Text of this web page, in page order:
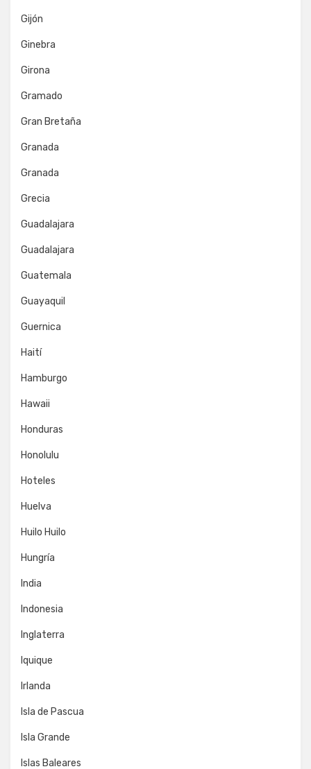
Gijón
Ginebra
Girona
Gramado
Gran Bretaña
Granada
Granada
Grecia
Guadalajara
Guadalajara
Guatemala
Guayaquil
Guernica
Haití
Hamburgo
Hawaii
Honduras
Honolulu
Hoteles
Huelva
Huilo Huilo
Hungría
India
Indonesia
Inglaterra
Iquique
Irlanda
Isla de Pascua
Isla Grande
Islas Baleares